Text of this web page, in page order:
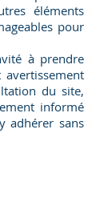
éléments
pour
à prendre
avertissement
du site,
informé
adhérer sans